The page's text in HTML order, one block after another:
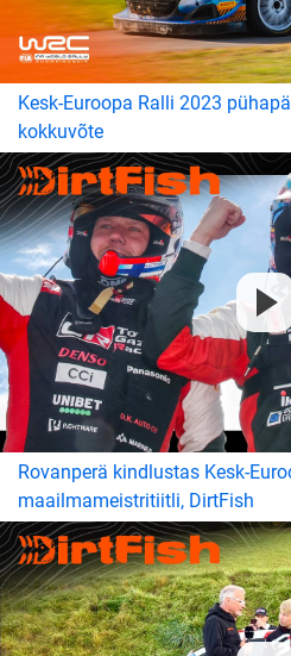
Kesk-Euroopa Ralli 2023
kokkuvõte
Rovanperä kindlustas Kesk-
maailmameistritiitli, DirtFish